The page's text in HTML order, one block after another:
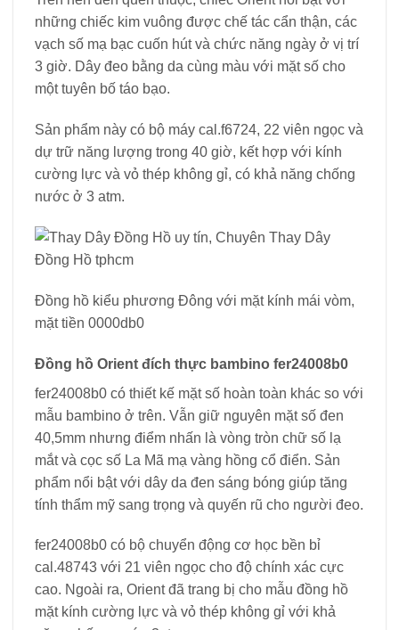
những chiếc kim vuông được chế tác cẩn thận, các
vạch số mạ bạc cuốn hút và chức năng ngày ở vị trí
3 giờ. Dây đeo bằng da cùng màu với mặt số cho
một tuyên bố táo bạo.
Sản phẩm này có bộ máy cal.f6724, 22 viên ngọc và
dự trữ năng lượng trong 40 giờ, kết hợp với kính
cường lực và vỏ thép không gỉ, có khả năng chống
nước ở 3 atm.
Đồng hồ kiểu phương Đông với mặt kính mái vòm,
mặt tiền 0000db0
Đồng hồ Orient đích thực bambino fer24008b0
fer24008b0 có thiết kế mặt số hoàn toàn khác so với
mẫu bambino ở trên. Vẫn giữ nguyên mặt số đen
40,5mm nhưng điểm nhấn là vòng tròn chữ số lạ
mắt và cọc số La Mã mạ vàng hồng cổ điển. Sản
phẩm nổi bật với dây da đen sáng bóng giúp tăng
tính thẩm mỹ sang trọng và quyến rũ cho người đeo.
fer24008b0 có bộ chuyển động cơ học bền bỉ
cal.48743 với 21 viên ngọc cho độ chính xác cực
cao. Ngoài ra, Orient đã trang bị cho mẫu đồng hồ
mặt kính cường lực và vỏ thép không gỉ với khả